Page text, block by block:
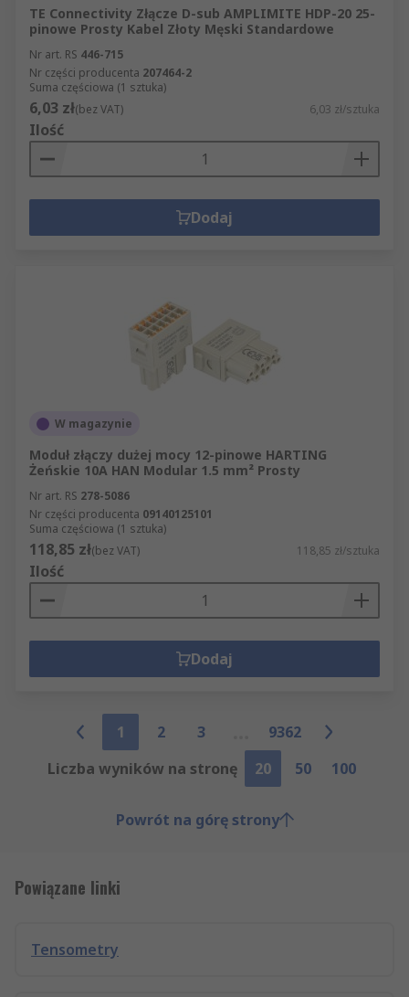
TE Connectivity Złącze D-sub AMPLIMITE HDP-20 25-
pinowe Prosty Kabel Złoty Męski Standardowe
Nr art. RS 446-715
Nr części producenta 207464-2
Suma częściowa (1 sztuka)
6,03 zł(bez VAT) 6,03 zł/sztuka
Ilość
Dodaj
W magazynie
Moduł złączy dużej mocy 12-pinowe HARTING
Żeńskie 10A HAN Modular 1.5 mm² Prosty
Nr art. RS 278-5086
Nr części producenta 09140125101
Suma częściowa (1 sztuka)
118,85 zł(bez VAT) 118,85 zł/sztuka
Ilość
Dodaj
1 2 3
9362
Liczba wyników na stronę
20 50 100
Powrót na górę strony
Powiązane linki
Tensometry